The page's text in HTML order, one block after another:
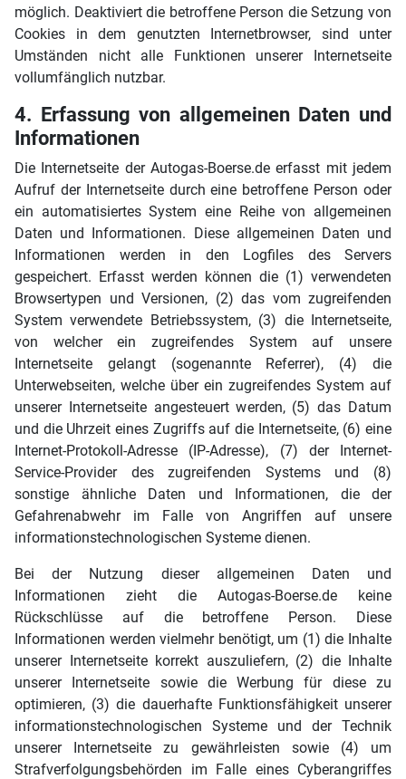
möglich. Deaktiviert die betroffene Person die Setzung von
Cookies in dem genutzten Internetbrowser, sind unter
Umständen nicht alle Funktionen unserer Internetseite
vollumfänglich nutzbar.
4. Erfassung von allgemeinen Daten und
Informationen
Die Internetseite der Autogas-Boerse.de erfasst mit jedem
Aufruf der Internetseite durch eine betroffene Person oder
ein automatisiertes System eine Reihe von allgemeinen
Daten und Informationen. Diese allgemeinen Daten und
Informationen werden in den Logfiles des Servers
gespeichert. Erfasst werden können die (1) verwendeten
Browsertypen und Versionen, (2) das vom zugreifenden
System verwendete Betriebssystem, (3) die Internetseite,
von welcher ein zugreifendes System auf unsere
Internetseite gelangt (sogenannte Referrer), (4) die
Unterwebseiten, welche über ein zugreifendes System auf
unserer Internetseite angesteuert werden, (5) das Datum
und die Uhrzeit eines Zugriffs auf die Internetseite, (6) eine
Internet-Protokoll-Adresse (IP-Adresse), (7) der Internet-
Service-Provider des zugreifenden Systems und (8)
sonstige ähnliche Daten und Informationen, die der
Gefahrenabwehr im Falle von Angriffen auf unsere
informationstechnologischen Systeme dienen.
Bei der Nutzung dieser allgemeinen Daten und
Informationen zieht die Autogas-Boerse.de keine
Rückschlüsse auf die betroffene Person. Diese
Informationen werden vielmehr benötigt, um (1) die Inhalte
unserer Internetseite korrekt auszuliefern, (2) die Inhalte
unserer Internetseite sowie die Werbung für diese zu
optimieren, (3) die dauerhafte Funktionsfähigkeit unserer
informationstechnologischen Systeme und der Technik
unserer Internetseite zu gewährleisten sowie (4) um
Strafverfolgungsbehörden im Falle eines Cyberangriffes